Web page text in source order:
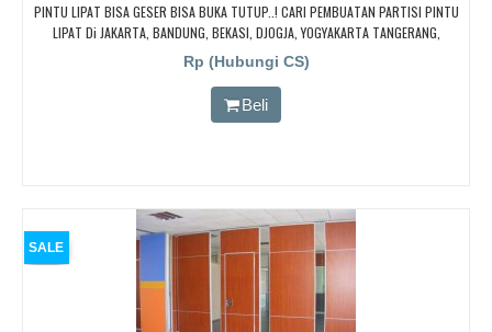
PINTU LIPAT BISA GESER BISA BUKA TUTUP..! CARI PEMBUATAN PARTISI PINTU
LIPAT Di JAKARTA, BANDUNG, BEKASI, DJOGJA, YOGYAKARTA TANGERANG,
BOGOR,. BORNEO PABRIK PARTISI PINTU LIPAT, Pintu Lipat Kedap Suara
Rp (Hubungi CS)
Beli
SALE